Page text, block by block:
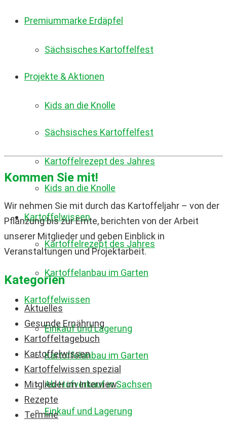
Sächsisches Kartoffelfest
Kids an die Knolle
Kartoffelrezept des Jahres
Kartoffelwissen
Kartoffelanbau im Garten
Einkauf und Lagerung
Ab-Hofverkauf in Sachsen
Premiummarke Erdäpfel
Projekte & Aktionen
Sächsisches Kartoffelfest
Kids an die Knolle
Kartoffelrezept des Jahres
Kartoffelwissen
Kartoffelanbau im Garten
Einkauf und Lagerung
Kommen Sie mit!
Wir nehmen Sie mit durch das Kartoffeljahr – von der
Pflanzung bis zur Ernte, berichten von der Arbeit
unserer Mitglieder und geben Einblick in
Veranstaltungen und Projektarbeit.
Kategorien
Aktuelles
Gesunde Ernährung
Kartoffeltagebuch
Kartoffelwissen
Kartoffelwissen spezial
Mitglieder im Interview
Rezepte
Termine